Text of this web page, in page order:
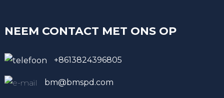
NEEM CONTACT MET ONS OP
+8613824396805
bm@bmspd.com